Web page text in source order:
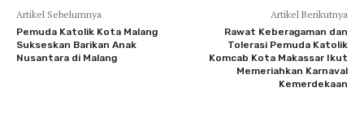
Artikel Sebelumnya
Pemuda Katolik Kota Malang
Sukseskan Barikan Anak
Nusantara di Malang
Artikel Berikutnya
Rawat Keberagaman dan
Tolerasi Pemuda Katolik
Komcab Kota Makassar Ikut
Memeriahkan Karnaval
Kemerdekaan